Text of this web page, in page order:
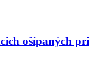
ošípaných pri